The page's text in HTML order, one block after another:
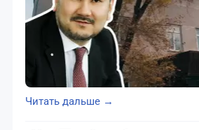
Читать дальше →